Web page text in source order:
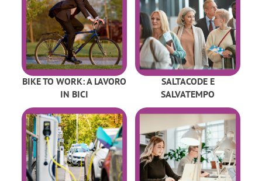
BIKE TO WORK: A LAVORO
IN BICI
SALTACODE E
SALVATEMPO